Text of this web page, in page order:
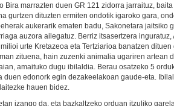
Bira marrazten duen GR 121 zidorra jarraituz,
gurtzen dituzten ermiten ondotik igaroko gara,
aukerarik ematen badu, Sakonetara jaitsiko
auzora ailegatuz. Berriz itsasertzera
urte Kretazeoa eta Tertziarioa banatzen
zituena, hain zuzenki animalia ugariren artean
amaituko dugu ibilaldia. Berau osatzeko 5
duen edonork egin dezakeelakoan gaude-eta.
hauen bidez.
izango da, eta bazkaltzeko orduan itzuliko